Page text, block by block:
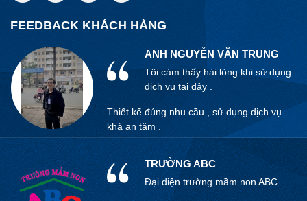
FEEDBACK KHÁCH HÀNG
khá an tâm .
TRƯỜNG ABC
Đại diện trường mầm non ABC
Cảm ơn Minh Khoa Cần Giuộc, Xây dựng
một ngôi trường đẹp, sang trọng
ANH KỲ
Tôi cảm thấy hài lòng khi sử dụng
dịch vụ tại đây .